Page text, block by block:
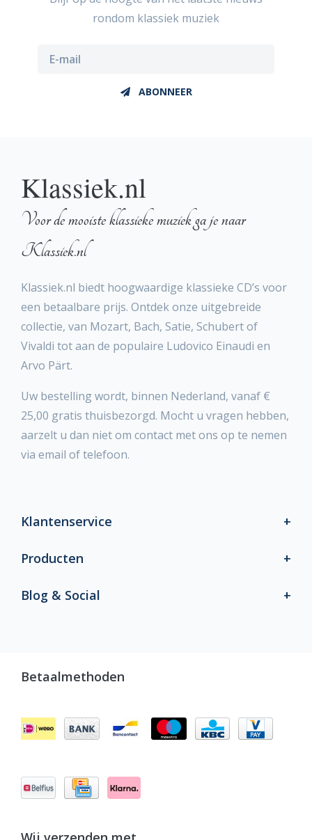
rondom klassiek muziek
ABONNEER
Klassiek.nl
Voor de mooiste klassieke muziek ga je naar
Klassiek.nl
Klassiek.nl biedt hoogwaardige klassieke CD’s voor
een betaalbare prijs. Ontdek onze uitgebreide
collectie, van Mozart, Bach, Satie, Schubert of
Vivaldi tot aan de populaire Ludovico Einaudi en
Arvo Pärt.
Uw bestelling wordt, binnen Nederland, vanaf €
25,00 gratis thuisbezorgd. Mocht u vragen hebben,
aarzelt u dan niet om contact met ons op te nemen
via email of telefoon.
Klantenservice
Producten
Blog & Social
Betaalmethoden